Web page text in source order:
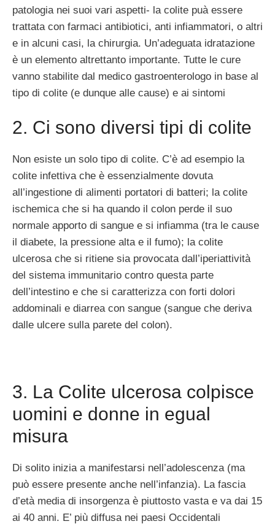
patologia nei suoi vari aspetti- la colite puà essere
trattata con farmaci antibiotici, anti infiammatori, o altri
e in alcuni casi, la chirurgia. Un’adeguata idratazione
è un elemento altrettanto importante. Tutte le cure
vanno stabilite dal medico gastroenterologo in base al
tipo di colite (e dunque alle cause) e ai sintomi
2. Ci sono diversi tipi di colite
Non esiste un solo tipo di colite. C’è ad esempio la
colite infettiva che è essenzialmente dovuta
all’ingestione di alimenti portatori di batteri; la colite
ischemica che si ha quando il colon perde il suo
normale apporto di sangue e si infiamma (tra le cause
il diabete, la pressione alta e il fumo); la colite
ulcerosa che si ritiene sia provocata dall’iperiattività
del sistema immunitario contro questa parte
dell’intestino e che si caratterizza con forti dolori
addominali e diarrea con sangue (sangue che deriva
dalle ulcere sulla parete del colon).
3. La Colite ulcerosa colpisce
uomini e donne in egual
misura
Di solito inizia a manifestarsi nell’adolescenza (ma
può essere presente anche nell’infanzia). La fascia
d’età media di insorgenza è piuttosto vasta e va dai 15
ai 40 anni. E’ più diffusa nei paesi Occidentali